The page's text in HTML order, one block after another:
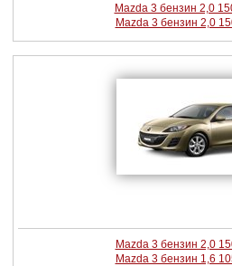
Mazda 3 бензин 2,0
Mazda 3 бензин 2,0
Mazda 3 бензин 2,0
Mazda 3 бензин 1,6